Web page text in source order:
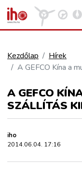
VASÚT
KÖZÚT
REPÜLÉS
Kezdőlap
Hírek
A GEFCO Kína a
A GEFCO
SZÁLLÍTÁS
iho
2014.06.04. 17:16